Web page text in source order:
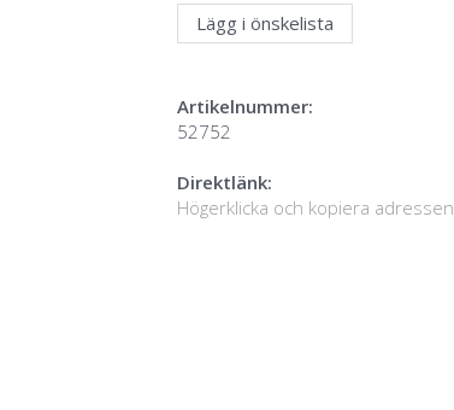
Lägg i önskelista
Artikelnummer:
52752
Direktlänk:
Högerklicka och kopiera adressen